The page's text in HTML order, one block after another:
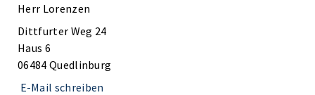
Herr Lorenzen
Dittfurter Weg 24
Haus 6
06484 Quedlinburg
E-Mail schreiben